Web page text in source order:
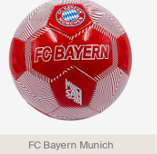
FC Bayern Munich